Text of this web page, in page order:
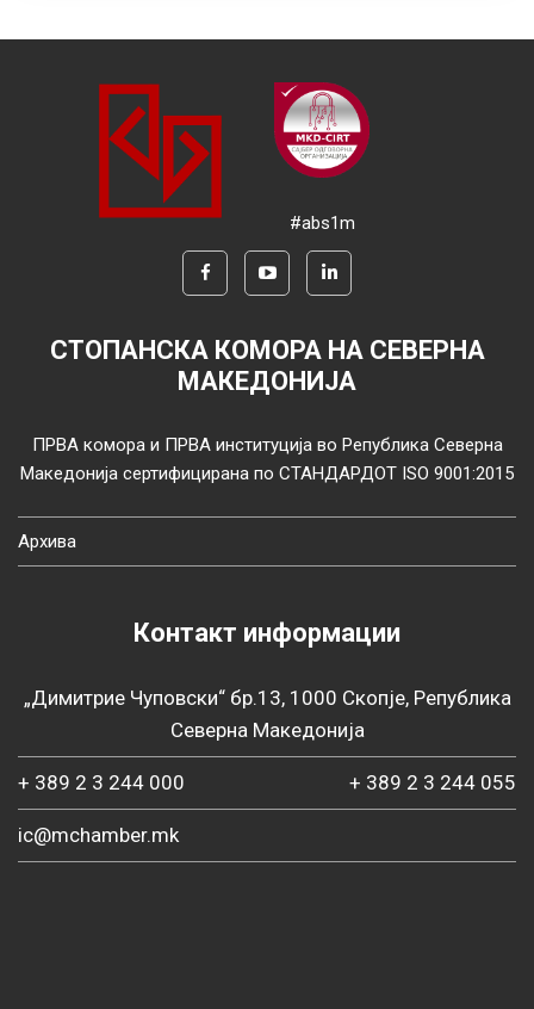
#abs1m
СТОПАНСКА КОМОРА НА СЕВЕРНА
МАКЕДОНИЈА
ПРВА комора и ПРВА институција во Република Северна
Македонија сертифицирана по СТАНДАРДОТ ISO 9001:2015
Архива
Контакт информации
„Димитрие Чуповски“ бр.13, 1000 Скопје, Република
Северна Македонија
+ 389 2 3 244 000 + 389 2 3 244 055
ic@mchamber.mk